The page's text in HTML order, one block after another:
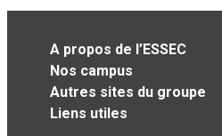
A propos de l’ESSEC
Nos campus
Autres sites du groupe
Liens utiles